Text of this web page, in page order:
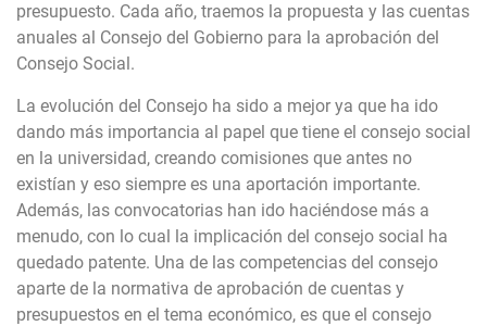
presupuesto. Cada año, traemos la propuesta y las cuentas
anuales al Consejo del Gobierno para la aprobación del
Consejo Social.
La evolución del Consejo ha sido a mejor ya que ha ido
dando más importancia al papel que tiene el consejo social
en la universidad, creando comisiones que antes no
existían y eso siempre es una aportación importante.
Además, las convocatorias han ido haciéndose más a
menudo, con lo cual la implicación del consejo social ha
quedado patente. Una de las competencias del consejo
aparte de la normativa de aprobación de cuentas y
presupuestos en el tema económico, es que el consejo